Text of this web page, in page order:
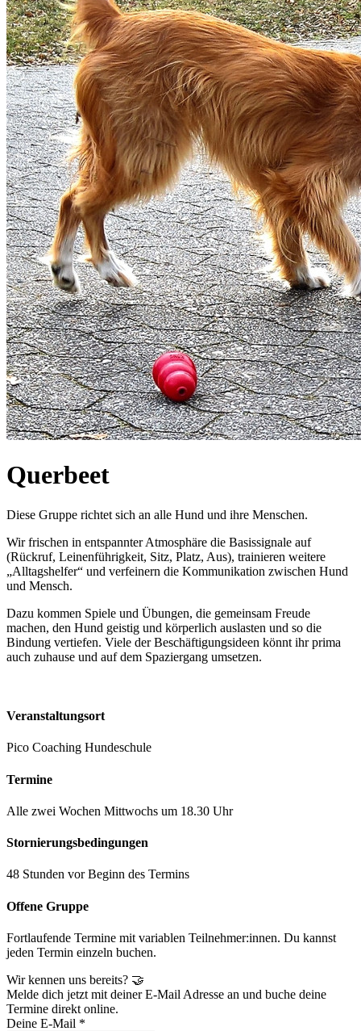
Querbeet
Diese Gruppe richtet sich an alle Hund und ihre Menschen.
Wir frischen in entspannter Atmosphäre die Basissignale auf
(Rückruf, Leinenführigkeit, Sitz, Platz, Aus), trainieren weitere
„Alltagshelfer“ und verfeinern die Kommunikation zwischen Hund
und Mensch.
Dazu kommen Spiele und Übungen, die gemeinsam Freude
machen, den Hund geistig und körperlich auslasten und so die
Bindung vertiefen. Viele der Beschäftigungsideen könnt ihr prima
auch zuhause und auf dem Spaziergang umsetzen.
Veranstaltungsort
Pico Coaching Hundeschule
Termine
Alle zwei Wochen Mittwochs um 18.30 Uhr
Stornierungsbedingungen
48 Stunden vor Beginn des Termins
Offene Gruppe
Fortlaufende Termine mit variablen Teilnehmer:innen. Du kannst
jeden Termin einzeln buchen.
Wir kennen uns bereits? 🤝
Melde dich jetzt mit deiner E-Mail Adresse an und buche deine
Termine direkt online.
Deine E-Mail *